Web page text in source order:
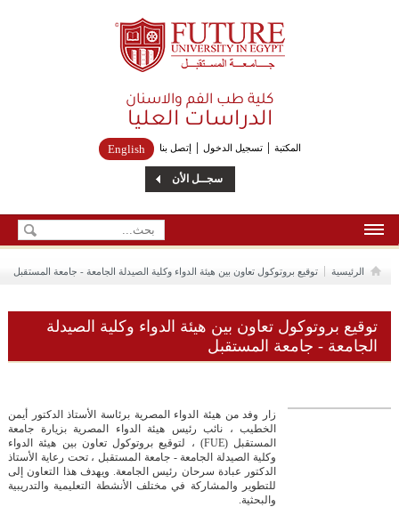
Future University
كلية طب الفم والاسنان
الدراسات العليا
المكتبة تسجيل الدخول إتصل بنا English
سجــل الأن
إتصل بنا
الرئيسية توقيع بروتوكول تعاون بين هيئة الدواء وكلية الصيدلة الجامعة - جامعة المستقبل
توقيع بروتوكول تعاون بين هيئة الدواء وكلية الصيدلة
الجامعة - جامعة المستقبل
زار وفد من هيئة الدواء المصرية برئاسة الأستاذ الدكتور أيمن
الخطيب ، نائب رئيس هيئة الدواء المصرية بزيارة جامعة
المستقبل (FUE) ، لتوقيع بروتوكول تعاون بين هيئة الدواء
وكلية الصيدلة الجامعة - جامعة المستقبل ، تحت رعاية الأستاذ
الدكتور عبادة سرحان رئيس الجامعة. ويهدف هذا التعاون إلى
للتطوير والمشاركة في مختلف الأنشطة التعليمية والتدريبية
والبحثية.